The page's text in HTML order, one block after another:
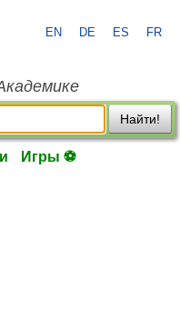
EN DE ES FR
Найти!
Игры ⚽